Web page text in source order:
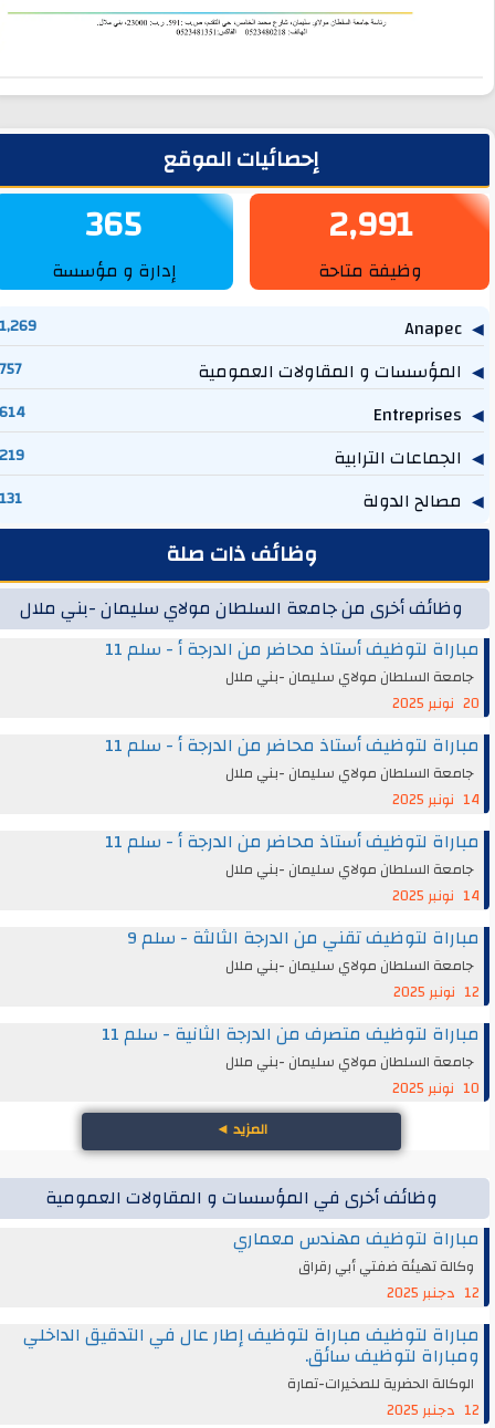
إحصائيات الموقع
2,991
وظيفة متاحة
365
إدارة و مؤسسة
Anapec
1,269
المؤسسات و المقاولات العمومية 757
Entreprises
614
الجماعات الترابية 219
مصالح الدولة 131
وظائف ذات صلة
وظائف أخرى من جامعة السلطان مولاي سليمان -بني ملال
مباراة لتوظيف أستاذ محاضر من الدرجة أ - سلم 11
جامعة السلطان مولاي سليمان -بني ملال
20 نونبر 2025
مباراة لتوظيف أستاذ محاضر من الدرجة أ - سلم 11
جامعة السلطان مولاي سليمان -بني ملال
14 نونبر 2025
مباراة لتوظيف أستاذ محاضر من الدرجة أ - سلم 11
جامعة السلطان مولاي سليمان -بني ملال
14 نونبر 2025
مباراة لتوظيف تقني من الدرجة الثالثة - سلم 9
جامعة السلطان مولاي سليمان -بني ملال
12 نونبر 2025
مباراة لتوظيف متصرف من الدرجة الثانية - سلم 11
جامعة السلطان مولاي سليمان -بني ملال
10 نونبر 2025
المزيد◄
وظائف أخرى في المؤسسات و المقاولات العمومية
مباراة لتوظيف مهندس معماري
وكالة تهيئة ضفتي أبي رقراق
12 دجنبر 2025
مباراة لتوظيف مباراة لتوظيف إطار عال في التدقيق الداخلي
ومباراة لتوظيف سائق.
الوكالة الحضرية للصخيرات-تمارة
12 دجنبر 2025